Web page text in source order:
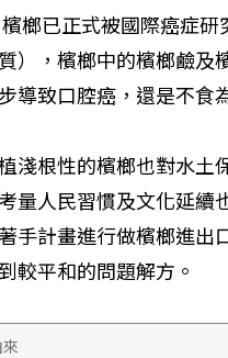
榔已正式被國際癌症
），檳榔中的檳榔鹼及
導致口腔癌，還是不食
淺根性的檳榔也對水
量人民習慣及文化延續
手計畫進行做檳榔進出
較平和的問題解方。